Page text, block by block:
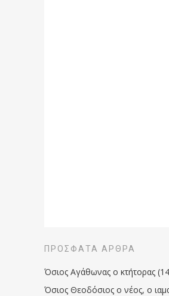
ΠΡΌΣΦΑΤΑ ΆΡΘΡΑ
Όσιος Αγάθωνας ο κτήτορας
Όσιος Θεοδόσιος ο νέος, ο